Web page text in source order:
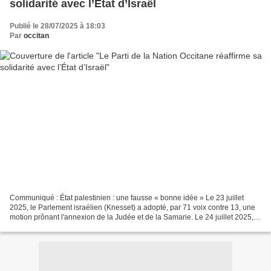
solidarité avec l’État d’Israël
Publié le 28/07/2025 à 18:03
Par occitan
Communiqué : État palestinien : une fausse « bonne idée » Le 23 juillet
2025, le Parlement israélien (Knesset) a adopté, par 71 voix contre 13, une
motion prônant l'annexion de la Judée et de la Samarie. Le 24 juillet 2025, le